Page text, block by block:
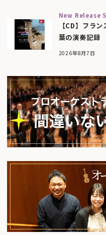
New Release
【CD】フラ
葉の演奏記録
2026年8月7日